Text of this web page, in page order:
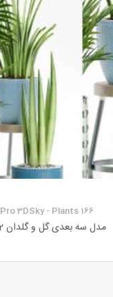
Pro 3DSky - Plants 166
مدل سه بعدی گل و گلدان 302